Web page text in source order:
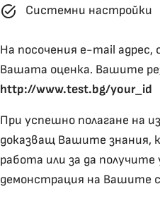
task_alt Системни настройки
На посочения e-mail
Вашата оценка. Вашите
http://www.test.bg/your_id
При успешно полагане на
доказващ Вашите знания,
работа или за да
демонстрация на Вашите